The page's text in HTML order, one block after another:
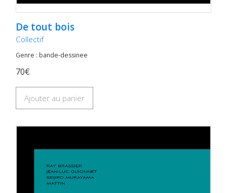
De tout bois
Collectif
Genre : bande-dessinee
70€
Ajouter au panier